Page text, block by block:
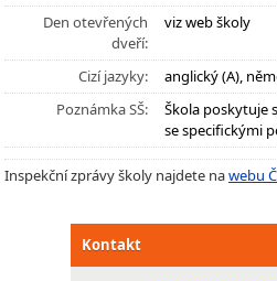
Den otevřených
dveří:
viz web školy
Cizí jazyky:
anglický (A),
Poznámka SŠ:
Škola poskytuje
se specifickými
Inspekční zprávy školy najdete nawebu
Kontakt